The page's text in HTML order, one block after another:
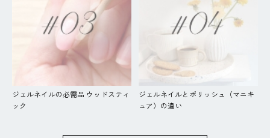
ジェルネイルの必需品 ウッドスティ
ック
ジェルネイルとポリッシュ（マニキ
ュア）の違い